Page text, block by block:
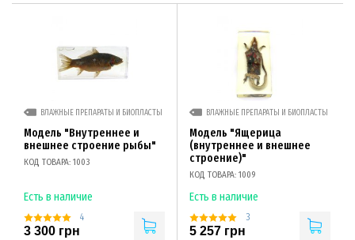
ВЛАЖНЫЕ ПРЕПАРАТЫ И БИОПЛАСТЫ
Модель "Внутреннее и
внешнее строение рыбы"
КОД ТОВАРА: 1003
Есть в наличие
4
3 300 грн
ВЛАЖНЫЕ ПРЕПАРАТЫ И БИОПЛАСТЫ
Модель "Ящерица
(внутреннее и внешнее
строение)"
КОД ТОВАРА: 1009
Есть в наличие
3
5 257 грн